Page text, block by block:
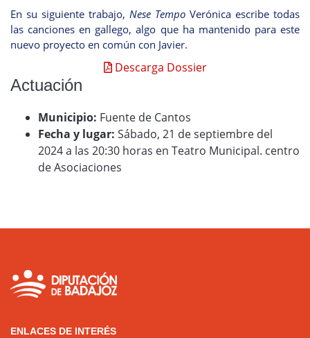
En su siguiente trabajo, Nese Tempo Verónica escribe todas
las canciones en gallego, algo que ha mantenido para este
nuevo proyecto en común con Javier.
Descarga Dossier
Actuación
Municipio: Fuente de Cantos
Fecha y lugar: Sábado, 21 de septiembre del
2024 a las 20:30 horas en Teatro Municipal. centro
de Asociaciones
ENLACES DE INTERÉS